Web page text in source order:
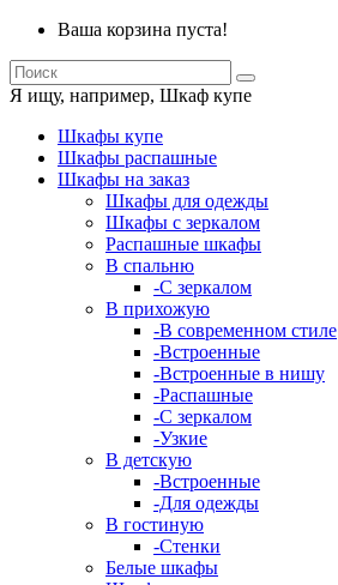
Ваша корзина пуста!
Я ищу, например, Шкаф купе
Шкафы купе
Шкафы распашные
Шкафы на заказ
Шкафы для одежды
Шкафы с зеркалом
Распашные шкафы
В спальню
-С зеркалом
В прихожую
-В современном стиле
-Встроенные
-Встроенные в нишу
-Распашные
-С зеркалом
-Узкие
В детскую
-Встроенные
-Для одежды
В гостиную
-Стенки
Белые шкафы